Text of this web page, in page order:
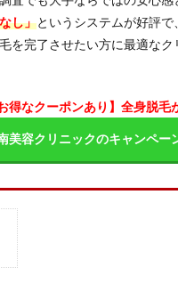
し」というシステムが好評で
を完了させたい方に最適なク
得なクーポンあり】全身脱毛
美容クリニックのキャンペー